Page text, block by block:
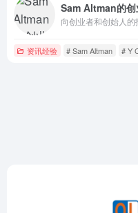
Sam Altman的创
向创业者和创始人的
资讯经验 # Sam Altman # Y